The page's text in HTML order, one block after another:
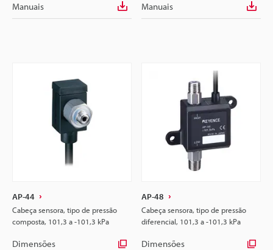
Manuais Manuais
AP-44
Cabeça sensora, tipo de pressão
composta, 101,3 a -101,3 kPa
Dimensões
AP-48
Cabeça sensora, tipo de pressão
diferencial, 101,3 a -101,3 kPa
Dimensões